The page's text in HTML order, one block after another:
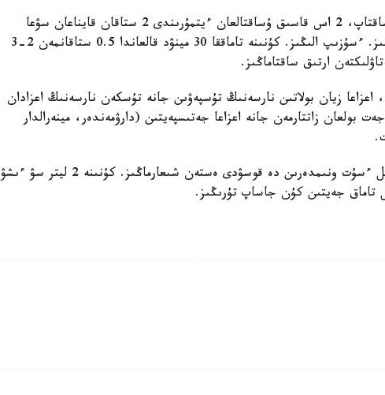
ءيتمۇرىن شايى. ءيتمۇرىن جەمىسىن ۇساقتاپ، 2 اس قاسىق ۇساقتالعان ءيتمۇرىندى 2 ستاقان قايناعان سۋعا
تەرموسقا تۇندىراسىز. 10 ساعاتقا قوياسىز. ءسۇزىپ الىڭىز. كۇنىنە تاماققا 30 مينۋد قالعاندا 0.5 ستاقانمەن 2-3
اعزاعا زيان بولاتىن نارسەنىڭ تۇسپەۋىن جانە تۇسكەن نارسەنىڭ اعزادان
بولعان زاتتارمەن جانە اعزاعا جەتىسپەيتىن (دارۋمەندەر، مينەرالدار
سونىمەن قاتار، اس ۇلەسىڭىزگە قىشقىل ءسۇت ونىمدەرىن دە قوسۋدى ەستەن شىعارماڭىز. كۇنىنە 2 ليتر سۋ ءىشۋ
تاماق جەيتىن كۇن جاساپ تۇرىڭىز.